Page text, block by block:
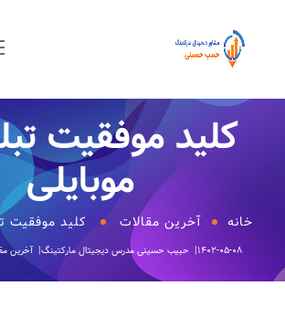
کلید موفقیت
موبایلی
خانه آخرین مقالات کلید موفقیت
۱۴۰۲-۰۵-۰۸ حبیب حسینی مدرس دیجیتال مارکتینگ آخرین